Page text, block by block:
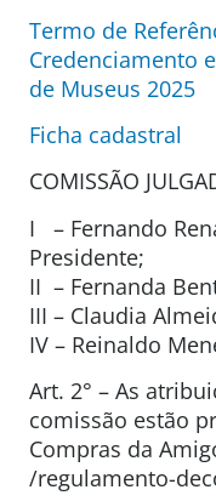
Termo de
Credenciamento
de Museus 2025
Ficha cadastral
COMISSÃO
I – Fernando
Presidente;
II – Fernanda
III – Claudia
IV – Reinaldo
Art. 2° – As
comissão estão
Compras da
/regulamento-